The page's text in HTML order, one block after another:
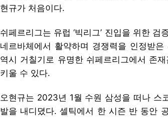
현규가 처음이다.
쉬페르리그는 유럽 ‘빅리그’ 진입을 위한
네르바체에서 활약하며 경쟁력을 인정받
역시 거칠기로 유명한 쉬페르리그에서 존
키울 수 있다.
오현규는 2023년 1월 수원 삼성을 떠나 스
발을 내디뎠다. 셀틱에서 한 시즌 반 동안